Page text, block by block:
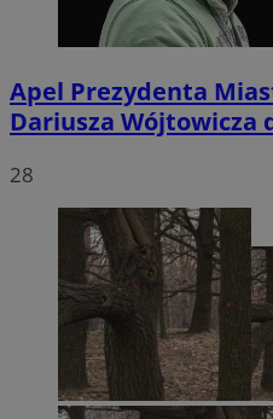
Apel Prezydenta
Dariusza Wójtowicza
28